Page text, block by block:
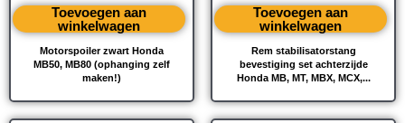
Motorspoiler zwart Honda
MB50, MB80 (ophanging zelf
maken!)
Toevoegen aan
winkelwagen
Rem stabilisatorstang
bevestiging set achterzijde
Honda MB, MT, MBX, MCX,...
Toevoegen aan
winkelwagen